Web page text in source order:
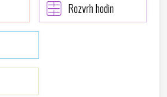
Rozvrh hodin